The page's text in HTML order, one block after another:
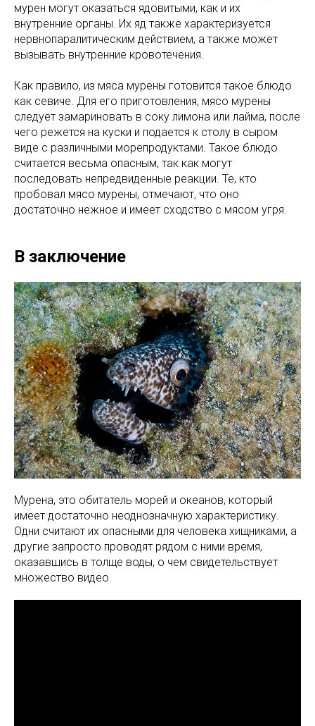
мурен могут оказаться ядовитыми, как и их
внутренние органы. Их яд также характеризуется
нервнопаралитическим действием, а также может
вызывать внутренние кровотечения.
Как правило, из мяса мурены готовится такое блюдо
как севиче. Для его приготовления, мясо мурены
следует замариновать в соку лимона или лайма, после
чего режется на куски и подается к столу в сыром
виде с различными морепродуктами. Такое блюдо
считается весьма опасным, так как могут
последовать непредвиденные реакции. Те, кто
пробовал мясо мурены, отмечают, что оно
достаточно нежное и имеет сходство с мясом угря.
В заключение
Мурена, это обитатель морей и океанов, который
имеет достаточно неоднозначную характеристику.
Одни считают их опасными для человека хищниками, а
другие запросто проводят рядом с ними время,
оказавшись в толще воды, о чем свидетельствует
множество видео.